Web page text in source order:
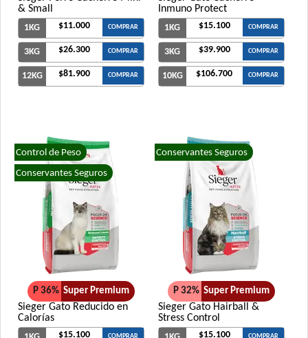
& Small
1KG $11.000 COMPRAR
3KG $26.300 COMPRAR
12KG $81.900 COMPRAR
Inmuno Protect
1KG $15.100 COMPRAR
3KG $39.900 COMPRAR
10KG $106.700 COMPRAR
Control de Peso
Conservantes Seguros
P 36% Super Premium
Sieger Gato Reducido en
Calorías
$15.100 COMPRAR
Conservantes Seguros
P 32% Super Premium
Sieger Gato Hairball &
Stress Control
$15.100 COMPRAR